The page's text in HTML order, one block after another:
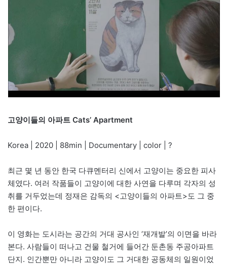
고양이들의 아파트 Cats’ Apartment
Korea | 2020 | 88min | Documentary | color | ?
최근 몇 년 동안 한국 다큐멘터리 신에서 고양이는 중요한 피사
체였다. 여러 작품들이 고양이에 대한 사연을 다루며 각자의 성
취를 거두었는데 정재은 감독의 <고양이들의 아파트>도 그 중
한 편이다.
이 영화는 도시라는 공간의 거대 공사인 ‘재개발’의 이면을 바라
본다. 사람들이 떠나고 건물 철거에 들어간 둔촌동 주공아파트
단지. 인간뿐만 아니라 고양이도 그 거대한 공동체의 일원이었